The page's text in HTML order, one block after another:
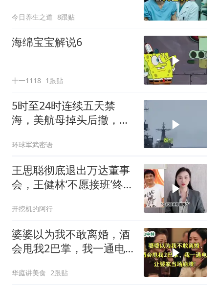
今日养生之道 8跟贴
海绵宝宝解说6
十一1118 1跟贴
5时至24时连续五天禁
海，美航母掉头后撤，黄
环球军武密语
王思聪彻底退出万达董事
会，王健林‘不愿接班’终究
开挖机的阿行
婆婆以为我不敢离婚，酒
会甩我2巴掌，我一通电
华庭讲美食 2跟贴